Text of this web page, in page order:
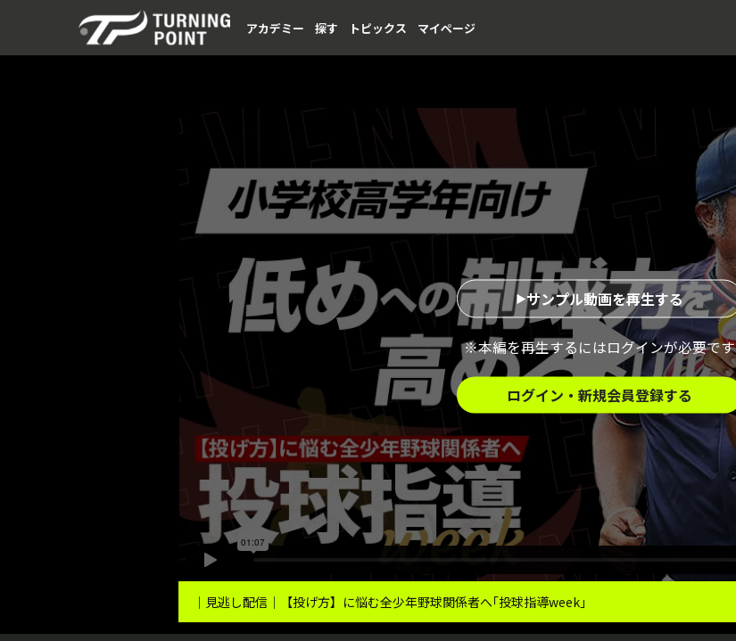
アカデミー 探す トピックス マイページ
｜見逃し配信｜【投げ方】に悩む全少年野球関係者へ｢投球指導week｣
※本編を再生するにはログインが必要です
サンプル動画を再生する
ログイン・新規会員登録する